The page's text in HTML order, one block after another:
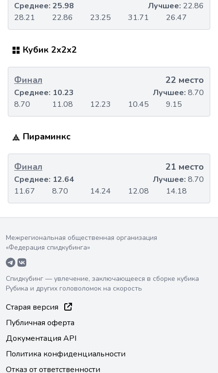
28.21 22.86 23.25 31.71 26.47
Среднее: 25.98 Лучшее: 22.86
Кубик 2x2x2
Финал 22 место
8.70 11.08 12.23 10.45 9.15
Среднее: 10.23 Лучшее: 8.70
Пираминкс
Финал 21 место
11.67 8.70 14.24 12.08 14.18
Среднее: 12.64 Лучшее: 8.70
Межрегиональная общественная организация
«Федерация спидкубинга»
Спидкубинг — увлечение, заключающееся в сборке кубика
Рубика и других головоломок на скорость
Старая версия
Публичная оферта
Документация API
Политика конфиденциальности
Отказ от ответственности